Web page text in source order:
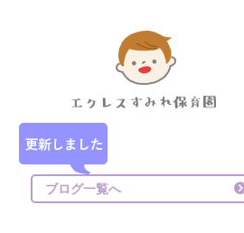
ブログ一覧へ